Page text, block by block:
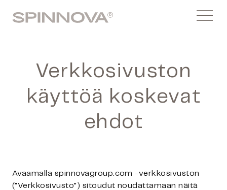
sisältöön
Spinnovagroup
Verkkosivuston
käyttöä koskevat
ehdot
Avaamalla spinnovagroup.com -verkkosivuston
(”Verkkosivusto”) sitoudut noudattamaan näitä